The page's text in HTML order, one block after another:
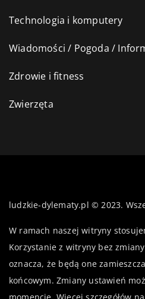
Technologia i komputery
Wiadomości / Pogoda /
Zdrowie i fitness
Zwierzęta
ludzkie-dylematy.pl © 2023.
W ramach naszej witryny
Korzystanie z witryny bez
oznacza, że będą one
końcowym. Zmiany ustawień